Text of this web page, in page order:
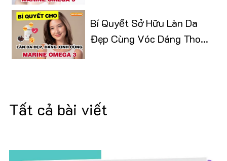
Bí Quyết Sở Hữu Làn Da
Đẹp Cùng Vóc Dáng Thon
Tất cả bài viết